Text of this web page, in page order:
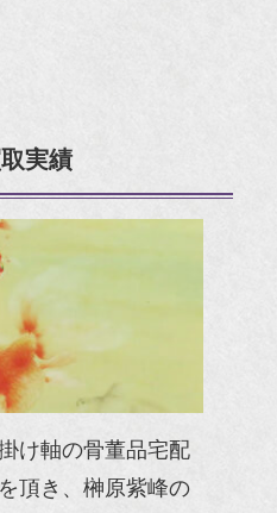
実績
け軸の骨董品宅配
頂き、榊原紫峰の